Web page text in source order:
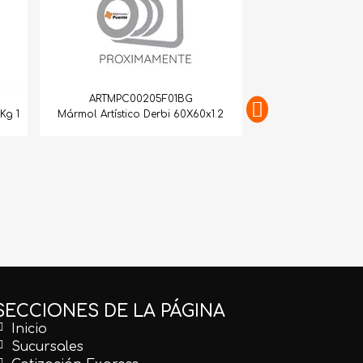
1
ARTMPC00205F01BG
Mármol Artístico Derbi 60X60x1.2
DE LA PÁGINA
Inicio
Sucursales